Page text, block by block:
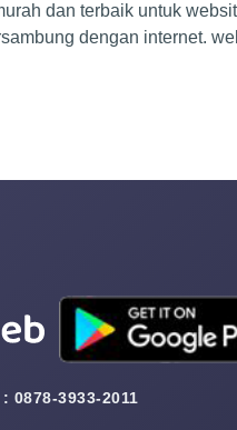
dan terbaik untuk
dengan internet.
0878-3933-2011